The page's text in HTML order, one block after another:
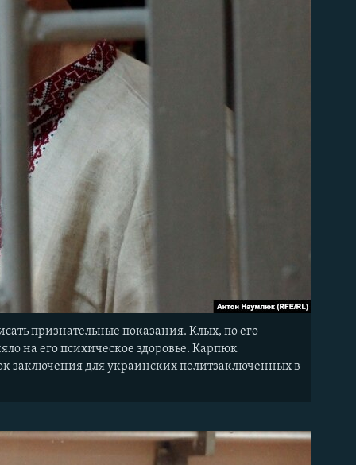
признательные показания. Клых, по его
на его психическое здоровье. Карпюк
заключения для украинских политзаключенных в